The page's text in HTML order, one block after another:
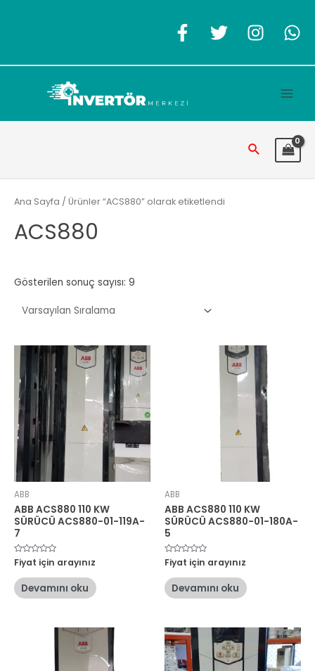
Arama
Ana Sayfa / Ürünler “ACS880” olarak etiketlendi
ACS880
Gösterilen sonuç sayısı: 9
ABB
ABB ACS880 110 KW
SÜRÜCÜ ACS880-01-119A-
7
5
üzerinden
oy
aldı
Fiyat için arayınız
Devamını oku
ABB
ABB ACS880 110 KW
SÜRÜCÜ ACS880-01-180A-
5
5
üzerinden
oy
aldı
Fiyat için arayınız
Devamını oku